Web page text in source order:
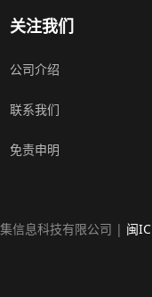
关注我们
公司介绍
联系我们
免责申明
信息科技有限公司 | 闽